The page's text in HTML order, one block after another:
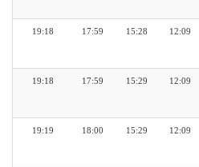
12:09
15:28
17:59
19:18
12:09
15:29
17:59
19:18
12:09
15:29
18:00
19:19